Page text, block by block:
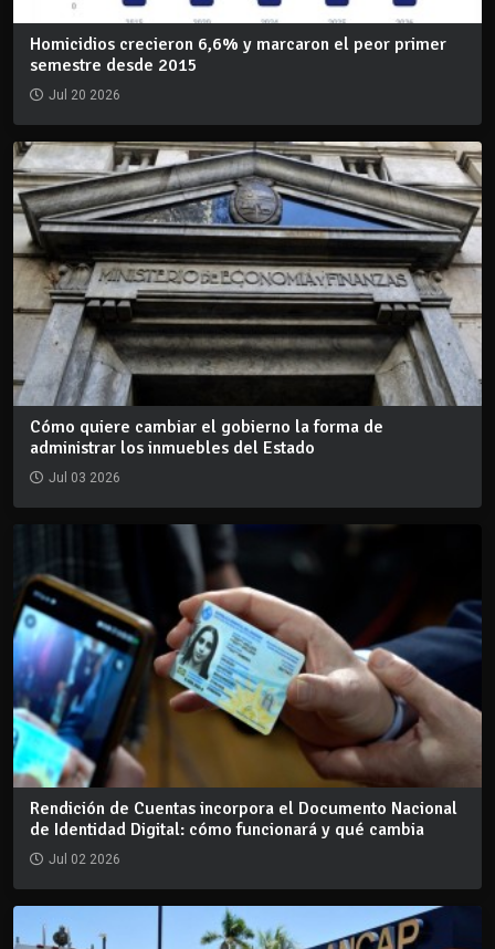
Homicidios crecieron 6,6% y marcaron el peor primer
semestre desde 2015
Jul 20 2026
Cómo quiere cambiar el gobierno la forma de
administrar los inmuebles del Estado
Jul 03 2026
Rendición de Cuentas incorpora el Documento Nacional
de Identidad Digital: cómo funcionará y qué cambia
Jul 02 2026